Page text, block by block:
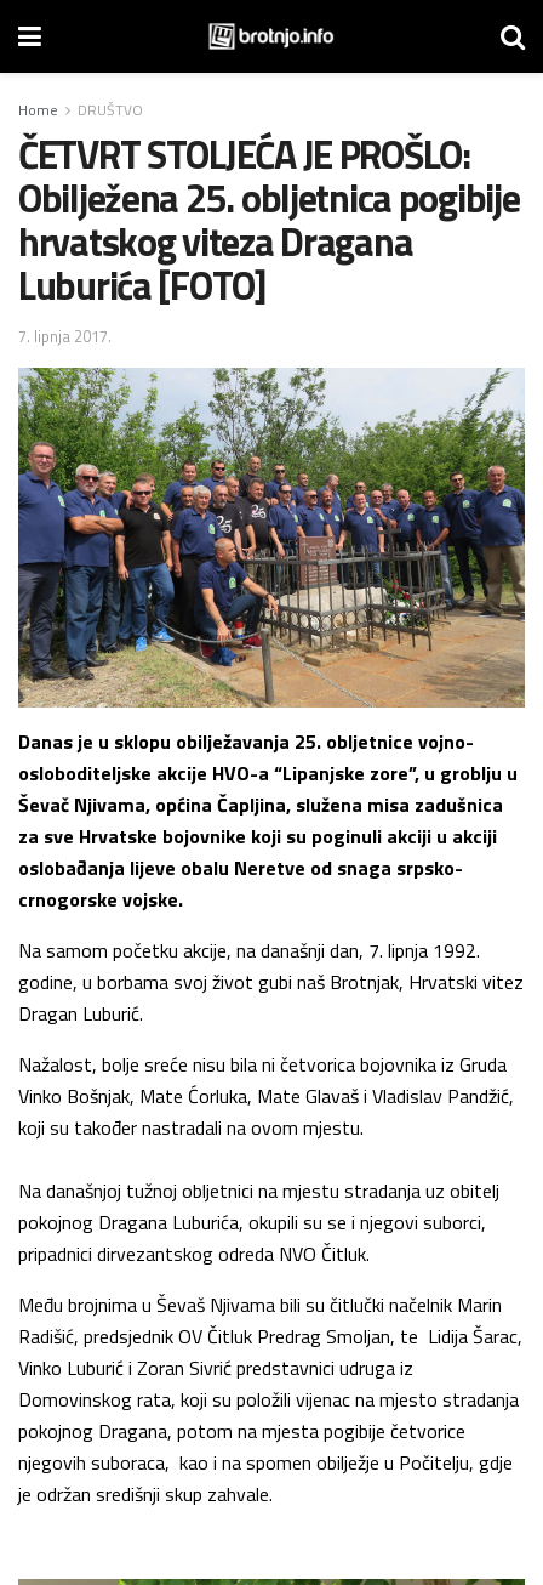
Home DRUŠTVO
ČETVRT STOLJEĆA JE PROŠLO:
Obilježena 25. obljetnica pogibije
hrvatskog viteza Dragana
Luburića [FOTO]
7. lipnja 2017.
Danas je u sklopu obilježavanja 25. obljetnice vojno-
osloboditeljske akcije HVO-a “Lipanjske zore”, u groblju u
Ševač Njivama, općina Čapljina, služena misa zadušnica
za sve Hrvatske bojovnike koji su poginuli akciji u akciji
oslobađanja lijeve obalu Neretve od snaga srpsko-
crnogorske vojske.
Na samom početku akcije, na današnji dan, 7. lipnja 1992.
godine, u borbama svoj život gubi naš Brotnjak, Hrvatski vitez
Dragan Luburić.
Nažalost, bolje sreće nisu bila ni četvorica bojovnika iz Gruda
Vinko Bošnjak, Mate Ćorluka, Mate Glavaš i Vladislav Pandžić,
koji su također nastradali na ovom mjestu.
Na današnjoj tužnoj obljetnici na mjestu stradanja uz obitelj
pokojnog Dragana Luburića, okupili su se i njegovi suborci,
pripadnici dirvezantskog odreda NVO Čitluk.
Među brojnima u Ševaš Njivama bili su čitlučki načelnik Marin
Radišić, predsjednik OV Čitluk Predrag Smoljan, te Lidija Šarac,
Vinko Luburić i Zoran Sivrić predstavnici udruga iz
Domovinskog rata, koji su položili vijenac na mjesto stradanja
pokojnog Dragana, potom na mjesta pogibije četvorice
njegovih suboraca, kao i na spomen obilježje u Počitelju, gdje
je održan središnji skup zahvale.